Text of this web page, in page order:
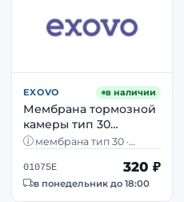
EXOVO в наличии
Мембрана тормозной
камеры тип 30
глубокая EXOVO
Scania BPW
мембрана тип 30 ·
высота 44 мм · MB, DAF,
BPW
01075E 320 ₽
в понедельник до 18:00